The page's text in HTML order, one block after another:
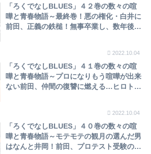
「ろくでなしBLUES」４２巻の数々の喧
嘩と青春物語～最終巻！悪の権化・白井に
前田、正義の鉄槌！無事卒業し、数年後、
2022.10.04
「ろくでなしBLUES」４１巻の数々の喧
嘩と青春物語～プロになりもう喧嘩が出来
ない前田、仲間の復讐に燃える…ヒロトへ
2022.10.04
「ろくでなしBLUES」４０巻の数々の喧
嘩と青春物語～モテモテの観月の選んだ男
はなんと井岡！前田、プロテスト受験の真